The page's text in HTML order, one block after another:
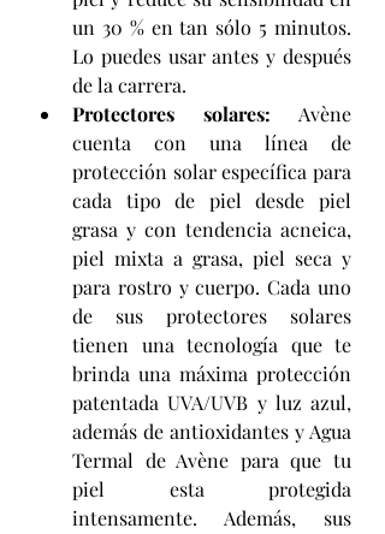
un 30 % en tan sólo 5 minutos.
Lo puedes usar antes y después
de la carrera.
Protectores solares: Avène
cuenta con una línea de
protección solar específica para
cada tipo de piel desde piel
grasa y con tendencia acneica,
piel mixta a grasa, piel seca y
para rostro y cuerpo. Cada uno
de sus protectores solares
tienen una tecnología que te
brinda una máxima protección
patentada UVA/UVB y luz azul,
además de antioxidantes y Agua
Termal de Avène para que tu
piel esta protegida
intensamente. Además, sus